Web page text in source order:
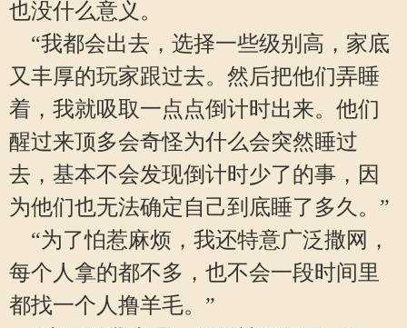
也没什么意义。
“我都会出去，选择一些级别高，家底
又丰厚的玩家跟过去。然后把他们弄睡
着，我就吸取一点点倒计时出来。他们
醒过来顶多会奇怪为什么会突然睡过
去，基本不会发现倒计时少了的事，因
为他们也无法确定自己到底睡了多久。”
“为了怕惹麻烦，我还特意广泛撒网，
每个人拿的都不多，也不会一段时间里
都找一个人撸羊毛。”